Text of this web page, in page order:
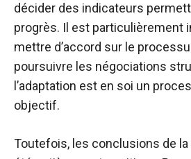
décider des indicateurs
progrès. Il est particulièrement
mettre d’accord sur le
poursuivre les négociations
l’adaptation est en soi un
objectif.
Toutefois, les conclusions de la